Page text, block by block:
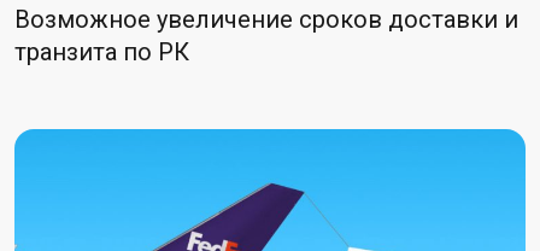
Возможное увеличение сроков доставки и
транзита по РК